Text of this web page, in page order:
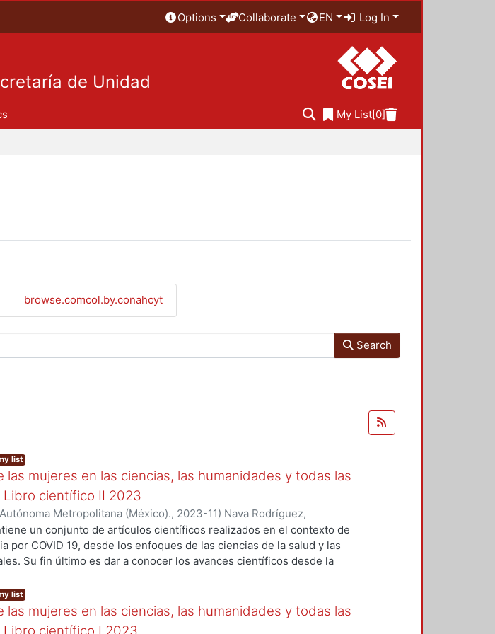
Options Collaborate EN Log In
de Unidad
My List[0]
browse.comcol.by.conahcyt
Search
list
las mujeres en las ciencias, las humanidades y todas las
Libro científico II 2023
Metropolitana (México)., 2023-11) Nava Rodríguez,
Teresa ;Espinosa Reyes, Karla Mónica;González Díaz, Karla Iveth ;
Anantli Itzel;Rodríguez López, Carmen Paulina; Liceaga Mendoza,
Palma Fierro, Erick Rey; Gómez Cruz, Yoalli;Nájera Medina, Oralia;
Sofía
Arturo;Morales Otal, Adriana Margarita;Ferreira Nuño, Armando;
Tania
; Azaola Espinosa, Alejandro Alberto
Gomez-Escamilla,
un conjunto de artículos científicos realizados en el contexto de
por COVID 19, desde los enfoques de las ciencias de la salud y las
Su fin último es dar a conocer los avances científicos desde la
de la academia mexicana: Ana Rosa López-Ferrari Aralia López
Levi Levi con el propósito de sistematizar los aportes de cada
de la literatura, la botánica y la geografía respectivamente
list
las mujeres en las ciencias, las humanidades y todas las
Libro científico I 2023